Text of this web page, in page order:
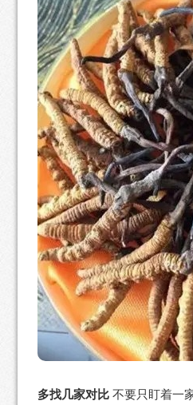
多找几家对比不要只盯着一